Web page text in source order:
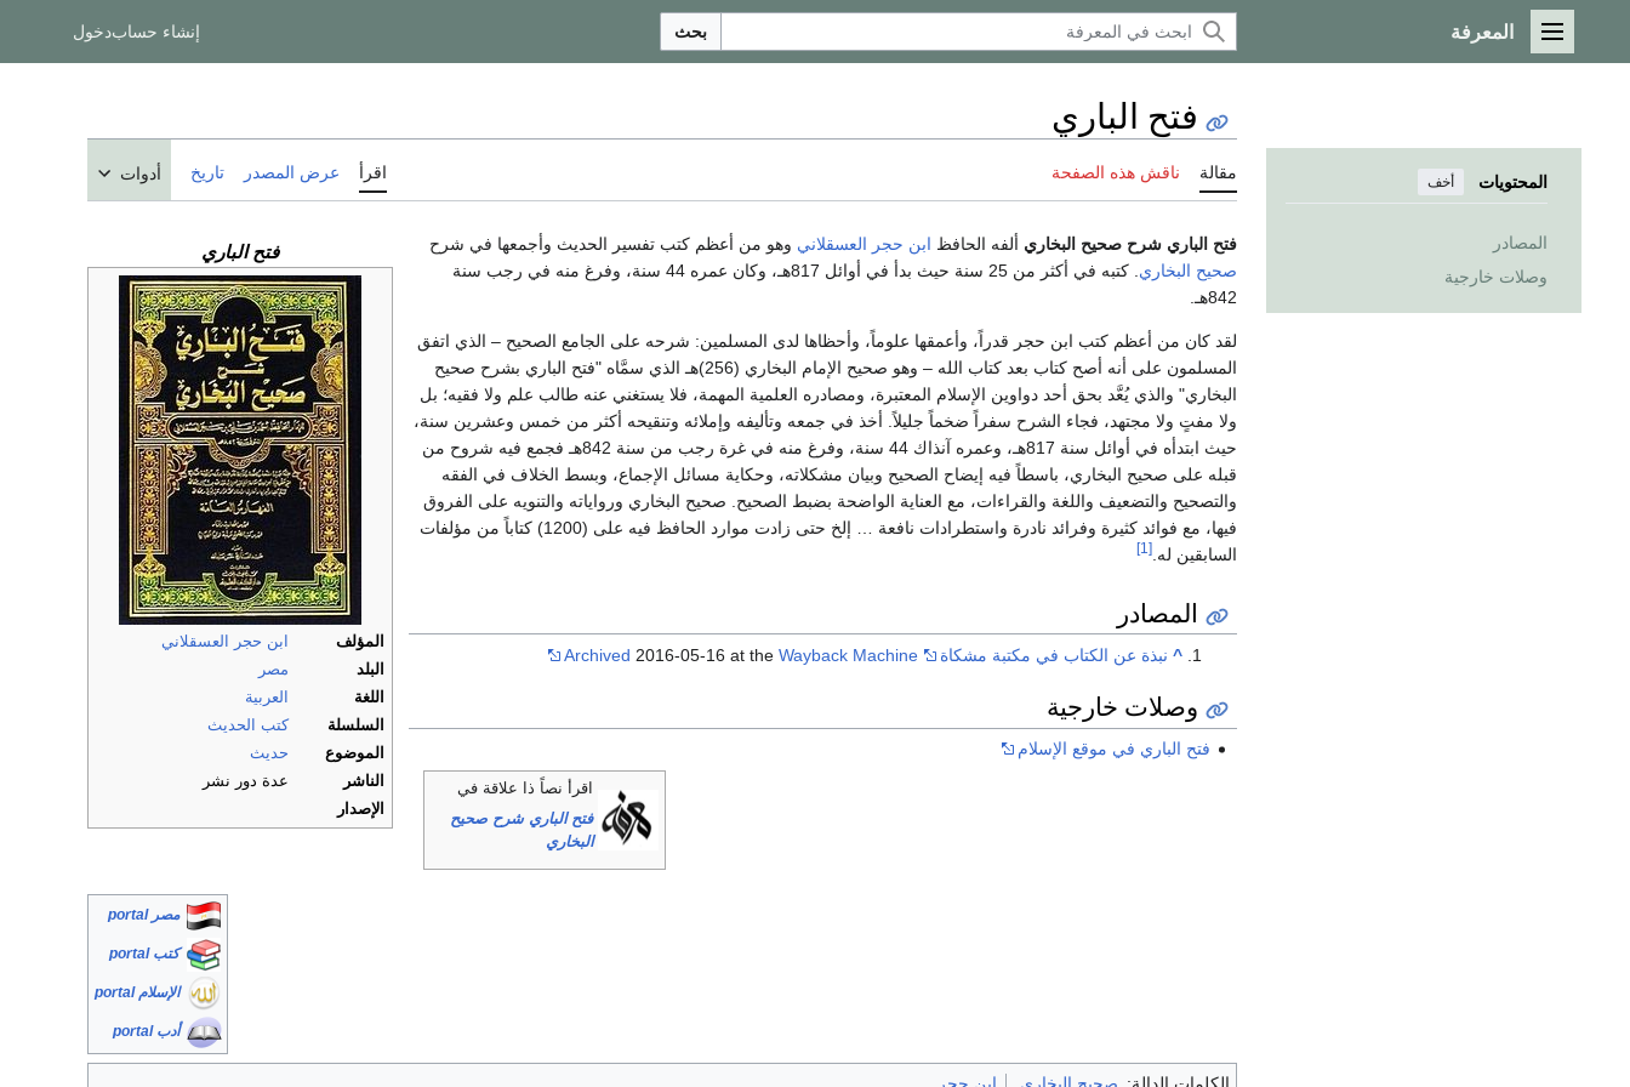
القائمة الرئيسية
المعرفة بحث إنشاء حسابدخول
المحتويات أخف
المصادر
وصلات خارجية
فتح الباري
مقالة ناقش هذه الصفحة اقرأ عرض المصدر تاريخ أدوات
فتح الباري
المؤلف
ابن حجر العسقلاني
البلد
مصر
اللغة
العربية
السلسلة
كتب الحديث
الموضوع
حديث
الناشر
عدة دور نشر
الإصدار
فتح الباري شرح صحيح البخاري ألفه الحافظ ابن حجر العسقلاني وهو من أعظم كتب تفسير الحديث وأجمعها في شرح
صحيح البخاري
. كتبه في أكثر من 25 سنة حيث بدأ في أوائل 817هـ، وكان عمره 44 سنة، وفرغ منه في رجب سنة
842هـ.
لقد كان من أعظم كتب ابن حجر قدراً، وأعمقها علوماً، وأحظاها لدى المسلمين: شرحه على الجامع الصحيح – الذي اتفق
المسلمون على أنه أصح كتاب بعد كتاب الله – وهو صحيح الإمام البخاري (256)هـ الذي سمَّاه "فتح الباري بشرح صحيح
البخاري" والذي يُعَّد بحق أحد دواوين الإسلام المعتبرة، ومصادره العلمية المهمة، فلا يستغني عنه طالب علم ولا فقيه؛ بل
ولا مفتٍ ولا مجتهد، فجاء الشرح سفراً ضخماً جليلاً. أخذ في جمعه وتأليفه وإملائه وتنقيحه أكثر من خمس وعشرين سنة،
حيث ابتدأه في أوائل سنة 817هـ، وعمره آنذاك 44 سنة، وفرغ منه في غرة رجب من سنة 842هـ فجمع فيه شروح من
قبله على صحيح البخاري، باسطاً فيه إيضاح الصحيح وبيان مشكلاته، وحكاية مسائل الإجماع، وبسط الخلاف في الفقه
والتصحيح والتضعيف واللغة والقراءات، مع العناية الواضحة بضبط الصحيح. صحيح البخاري ورواياته والتنويه على الفروق
فيها، مع فوائد كثيرة وفرائد نادرة واستطرادات نافعة … إلخ حتى زادت موارد الحافظ فيه على (1200) كتاباً من مؤلفات
السابقين له. [1]
المصادر
^ نبذة عن الكتاب في مكتبة مشكاة Archived 2016-05-16 at theWayback Machine
وصلات خارجية
فتح الباري في موقع الإسلام
اقرأ نصاً ذا علاقة في
فتح الباري شرح صحيح
البخاري
مصر portal
كتب portal
الإسلام portal
أدب portal
الكلمات الدالة: صحيح البخاري ابن حجر